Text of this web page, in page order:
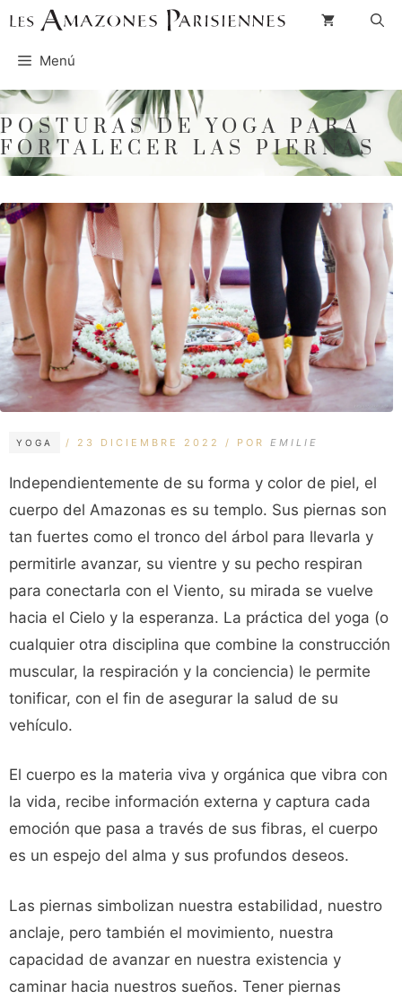
Saltar
contenido
Menú
POSTURAS DE YOGA PARA
FORTALECER LAS PIERNAS
YOGA
23 DICIEMBRE 2022 POR EMILIE
Independientemente de su forma y color de piel, el
cuerpo del Amazonas es su templo. Sus piernas son
tan fuertes como el tronco del árbol para llevarla y
permitirle avanzar, su vientre y su pecho respiran
para conectarla con el Viento, su mirada se vuelve
hacia el Cielo y la esperanza. La práctica del yoga (o
cualquier otra disciplina que combine la construcción
muscular, la respiración y la conciencia) le permite
tonificar, con el fin de asegurar la salud de su
vehículo.
El cuerpo es la materia viva y orgánica que vibra con
la vida, recibe información externa y captura cada
emoción que pasa a través de sus fibras, el cuerpo
es un espejo del alma y sus profundos deseos.
Las piernas simbolizan nuestra estabilidad, nuestro
anclaje, pero también el movimiento, nuestra
capacidad de avanzar en nuestra existencia y
caminar hacia nuestros sueños. Tener piernas